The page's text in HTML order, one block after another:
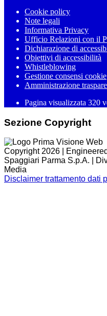
Cookie policy
Note legali
Informativa Privacy
Ufficio Relazioni con il
Dichiarazione di
Obiettivi di accessibilità
Whistleblowing
Gestione consensi cookie
Amministrazione
Pagina visualizzata 320
Sezione Copyright
Copyright 2026 |
Spaggiari Parma S.p.A. |
Media
Disclaimer trattamento dati